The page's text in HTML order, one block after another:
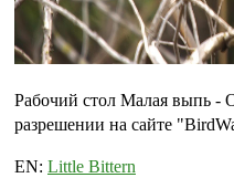
Рабочий стол Малая выпь -
разрешении на сайте
EN: Little Bittern